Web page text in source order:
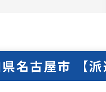
名古屋市 【派